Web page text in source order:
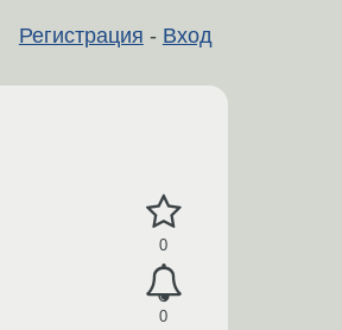
Регистрация - Вход
0
0